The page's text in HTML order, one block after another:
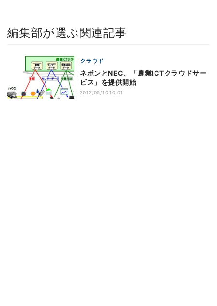
編集部が選ぶ関連記事
クラウド
ネポンとNEC、「農業ICTクラウドサー
ビス」を提供開始
2012/05/10 10:01